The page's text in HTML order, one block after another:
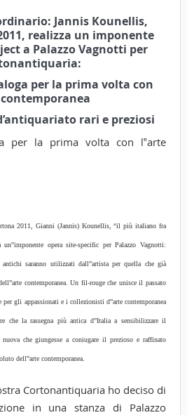
Jannis Kounellis,
realizza un imponente
a Palazzo Vagnotti per
per la prima volta con
contemporanea
rari e preziosi
per la prima volta con l‟arte
2011, Gianni (Jannis) Kounellis, “il più italiano fra
opera site-specific per Palazzo Vagnotti:
saranno utilizzati dall‟artista per quella che già
contemporanea. Un fil-rouge che unisce il passato
per gli appassionati e i collezionisti d‟arte contemporanea
che la rassegna più antica d‟Italia a sensibilizzare il
che giungesse a coniugare il prezioso e raffinato
dell‟arte contemporanea.
Cortonantiquaria ho deciso di
in una stanza di Palazzo